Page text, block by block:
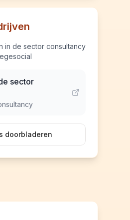
in de sector consultancy
sector
doorbladeren